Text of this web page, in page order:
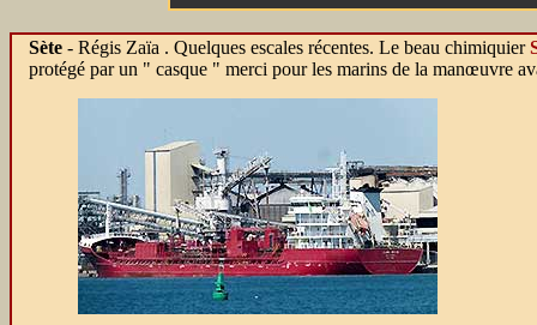
Sète - Régis Zaïa . Quelques escales récentes. Le beau chimiquier
protégé par un " casque " merci pour les marins de la manœuvre